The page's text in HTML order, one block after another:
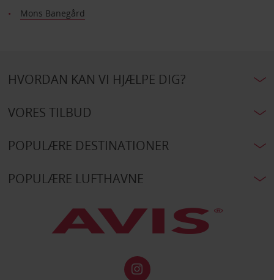
Mons Banegård
HVORDAN KAN VI HJÆLPE DIG?
VORES TILBUD
POPULÆRE DESTINATIONER
POPULÆRE LUFTHAVNE